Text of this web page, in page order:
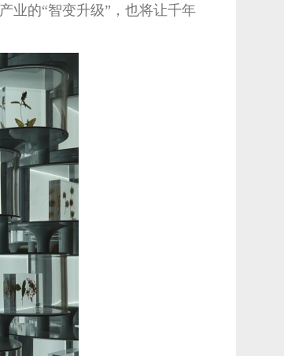
业的“智变升级”，也将让千年